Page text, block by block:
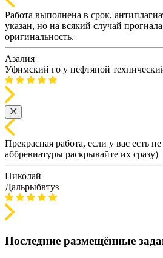
Работа выполнена в срок,
указан, но на всякий случай
оригинальность.
Азалия
Уфимский го у нефтяной
Прекрасная работа, если у вас есть
аббревиатуры раскрывайте их сразу)
Николай
Дальрыбвтуз
Последние размещённые